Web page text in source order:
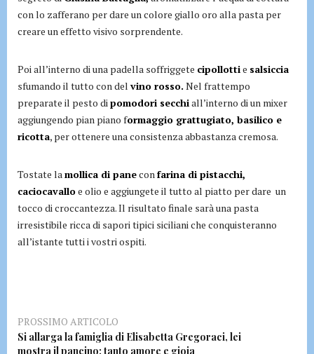
con lo zafferano per dare un colore giallo oro alla pasta per
creare un effetto visivo sorprendente.
Poi all’interno di una padella soffriggete cipollottie salsiccia
sfumando il tutto con del vino rosso. Nel frattempo
preparate il pesto di pomodori secchiall’interno di un mixer
aggiungendo pian piano formaggio grattugiato, basilico e
ricotta, per ottenere una consistenza abbastanza cremosa.
Tostate la mollica di panecon farina di pistacchi,
caciocavalloe olio e aggiungete il tutto al piatto per dare un
tocco di croccantezza. Il risultato finale sarà una pasta
irresistibile ricca di sapori tipici siciliani che conquisteranno
all’istante tutti i vostri ospiti.
PROSSIMO ARTICOLO
Si allarga la famiglia di Elisabetta Gregoraci, lei
mostra il pancino: tanto amore e gioia